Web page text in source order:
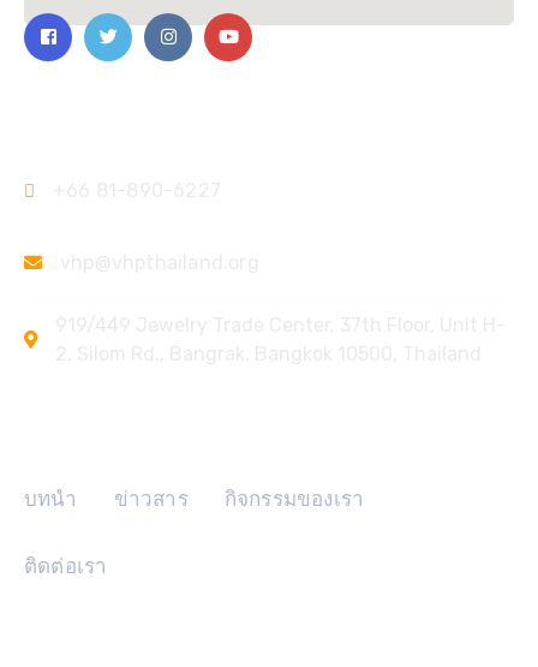
บทนำ ข่าวสาร กิจกรรมของเรา
ติดต่อเรา